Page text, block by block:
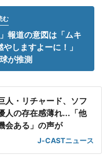
む
報道の意図は「ムキ
やしますよーに！」
が推測
人・リチャード、ソフ
人の存在感薄れ...「他
会ある」の声が
J-CASTニュース